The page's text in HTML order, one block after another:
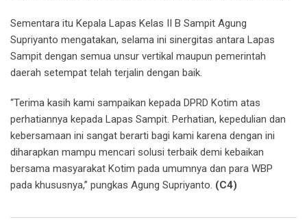
Sementara itu Kepala Lapas Kelas II B Sampit Agung
Supriyanto mengatakan, selama ini sinergitas antara Lapas
Sampit dengan semua unsur vertikal maupun pemerintah
daerah setempat telah terjalin dengan baik.
“Terima kasih kami sampaikan kepada DPRD Kotim atas
perhatiannya kepada Lapas Sampit. Perhatian, kepedulian dan
kebersamaan ini sangat berarti bagi kami karena dengan ini
diharapkan mampu mencari solusi terbaik demi kebaikan
bersama masyarakat Kotim pada umumnya dan para WBP
pada khususnya,” pungkas Agung Supriyanto. (C4)